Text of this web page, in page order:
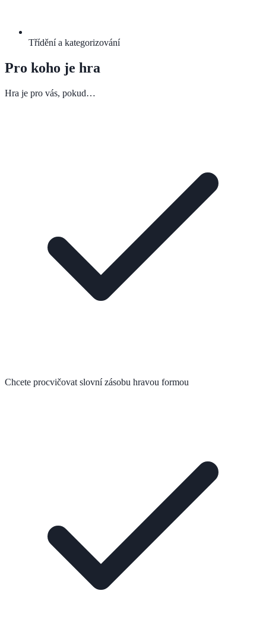
Třídění a kategorizování
Pro koho je hra
Hra je pro vás, pokud…
Chcete procvičovat slovní zásobu hravou formou